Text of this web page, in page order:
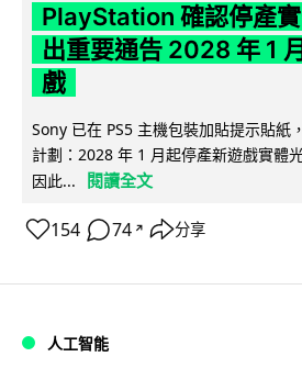
PlayStation 確認停產
出重要通告 2028 年 1
戲
Sony 已在 PS5 主機包裝加貼提示貼紙
計劃：2028 年 1 月起停產新遊戲實體
因此...
閱讀全文
154 74 ↗ 分享
人工智能